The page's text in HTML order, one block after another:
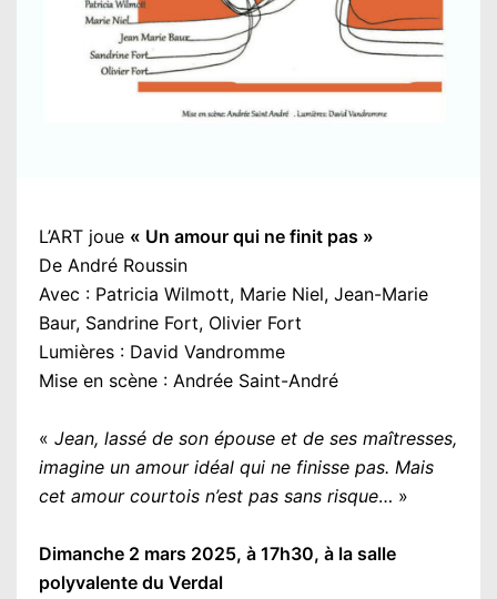
L’ART joue « Un amour qui ne finit pas »
De André Roussin
Avec : Patricia Wilmott, Marie Niel, Jean-Marie
Baur, Sandrine Fort, Olivier Fort
Lumières : David Vandromme
Mise en scène : Andrée Saint-André
« Jean, lassé de son épouse et de ses maîtresses,
imagine un amour idéal qui ne finisse pas. Mais
cet amour courtois n’est pas sans risque… »
Dimanche 2 mars 2025, à 17h30, à la salle
polyvalente du Verdal